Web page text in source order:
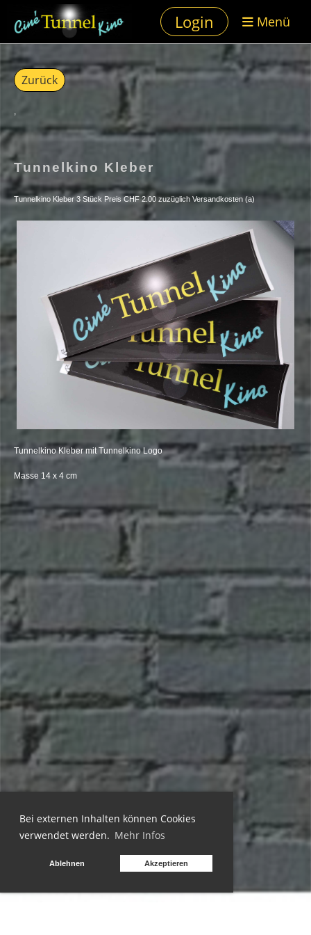
Bei externen Inhalten können Cookies
verwendet werden. Mehr Infos
Ablehnen Akzeptieren
Login Menü
Zurück
,
Tunnelkino Kleber
Tunnelkino Kleber 3 Stück Preis CHF 2.00 zuzüglich Versandkosten (a)
Tunnelkino Kleber mit Tunnelkino Logo
Masse 14 x 4 cm